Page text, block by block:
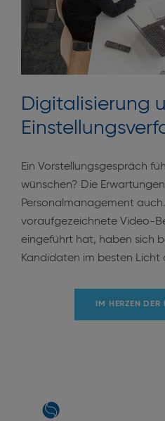
Digitalisierung
Ein Vorstellungsgespräch
wünschen? Die
Personalmanagement
voraufgezeichnete Video-
eingeführt hat, haben sich
Kandidaten im besten Licht
IM HERZEN
Main